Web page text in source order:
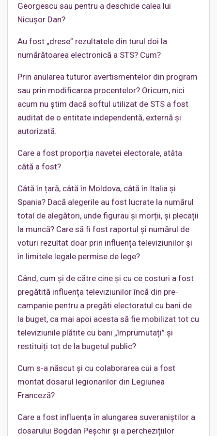
Georgescu sau pentru a deschide calea lui
Nicușor Dan?
Au fost „drese” rezultatele din turul doi la
numărătoarea electronică a STS? Cum?
Prin anularea tuturor avertismentelor din program
sau prin modificarea procentelor? Oricum, nici
acum nu știm dacă softul utilizat de STS a fost
auditat de o entitate independentă, externă și
autorizată.
Care a fost proporția navetei electorale, atâta
câtă a fost?
Câtă în țară, câtă în Moldova, câtă în Italia și
Spania? Dacă alegerile au fost lucrate la numărul
total de alegători, unde figurau și morții, și plecații
la muncă? Care să fi fost raportul și numărul de
voturi rezultat doar prin influența televiziunilor și
în limitele legale permise de lege?
Când, cum și de către cine și cu ce costuri a fost
pregătită influența televiziunilor încă din pre-
campanie pentru a pregăti electoratul cu bani de
la buget, ca mai apoi acesta să fie mobilizat tot cu
televiziunile plătite cu bani „împrumutați” și
restituiți tot de la bugetul public?
Cum s-a născut și cu colaborarea cui a fost
montat dosarul legionarilor din Legiunea
Franceză?
Care a fost influența în alungarea suveraniștilor a
dosarului Bogdan Peșchir și a perchezițiilor